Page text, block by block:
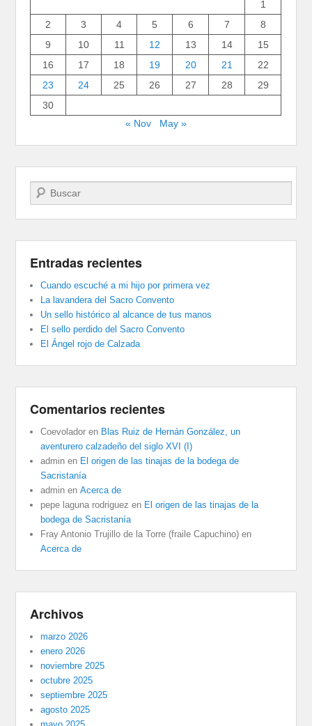
1
2
3 4 5 6 7
8
9
10 11 12 13 14
15
16
17 18 19 20 21
22
23
24 25 26 27 28
29
30
« Nov
May »
Buscar
Entradas recientes
Cuando escuché a mi hijo por primera vez
La lavandera del Sacro Convento
Un sello histórico al alcance de tus manos
El sello perdido del Sacro Convento
El Ángel rojo de Calzada
Comentarios recientes
Coevolador en Blas Ruiz de Hernán González, un
aventurero calzadeño del siglo XVI (I)
admin en El origen de las tinajas de la bodega de
Sacristanía
admin enAcerca de
pepe laguna rodriguez en El origen de las tinajas de la
bodega de Sacristanía
Fray Antonio Trujillo de la Torre (fraile Capuchino) en
Acerca de
Archivos
marzo 2026
enero 2026
noviembre 2025
octubre 2025
septiembre 2025
agosto 2025